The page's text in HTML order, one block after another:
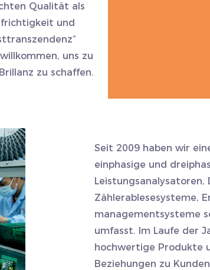
Qualität als
und
uns zu
zu schaffen.
Seit 2009 haben wir
einphasige und
Zählerablesesysteme,
managementsysteme
umfasst. Im Laufe der
hochwertige Produkte
Beziehungen zu